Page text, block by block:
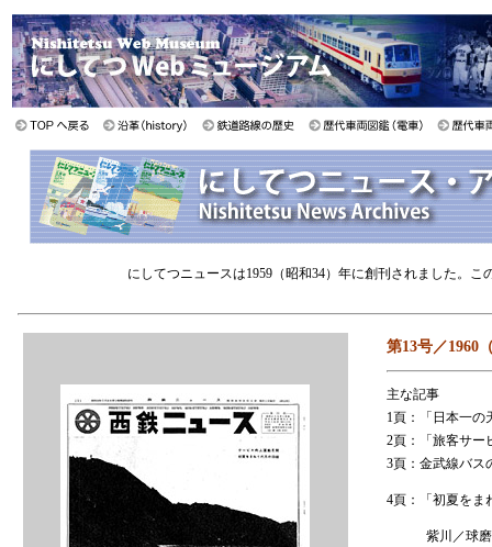
にしてつニュースは1959（昭和34）年に創刊されました。
第13号／1960
主な記事
1頁：「日本一の
2頁：「旅客サー
3頁：金武線バス
4頁：「初夏をま
紫川／球磨